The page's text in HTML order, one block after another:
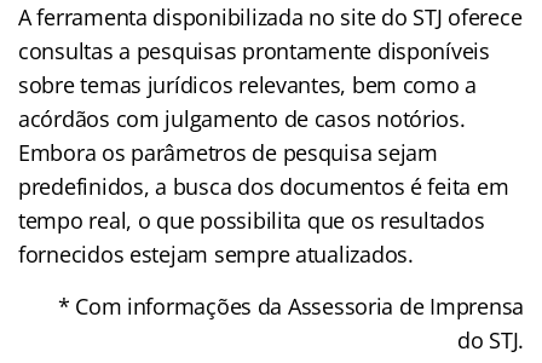
A ferramenta disponibilizada no site do STJ oferece
consultas a pesquisas prontamente disponíveis
sobre temas jurídicos relevantes, bem como a
acórdãos com julgamento de casos notórios.
Embora os parâmetros de pesquisa sejam
predefinidos, a busca dos documentos é feita em
tempo real, o que possibilita que os resultados
fornecidos estejam sempre atualizados.
* Com informações da Assessoria de Imprensa
do STJ.